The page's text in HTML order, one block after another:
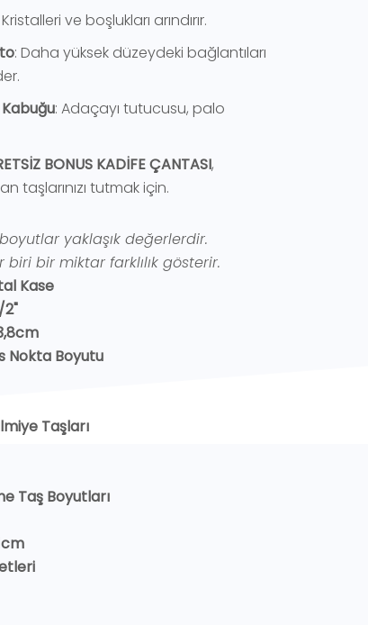
Kristalleri ve boşlukları arındırır.
: Daha yüksek düzeydeki bağlantıları
: Adaçayı tutucusu, palo
BONUS KADİFE ÇANTASI,
taşlarınızı tutmak için.
yaklaşık değerlerdir.
biri bir miktar farklılık gösterir.
Kase
2"
Nokta Boyutu
Taşları
Taş Boyutları